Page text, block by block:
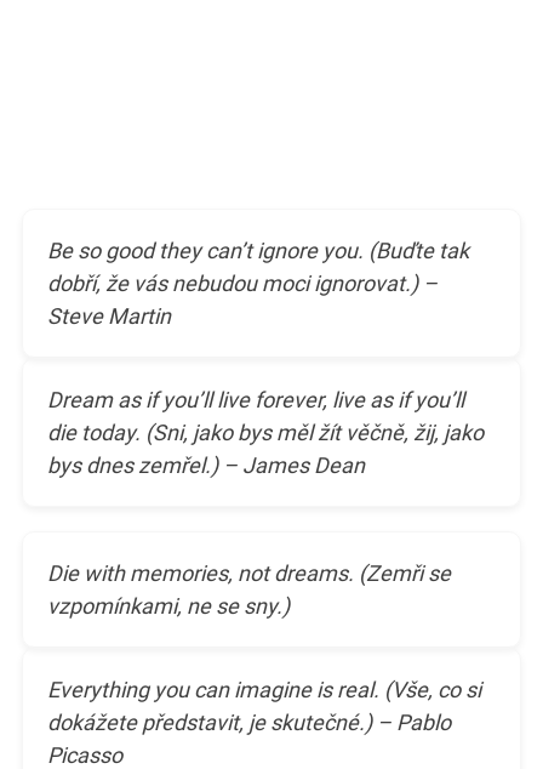
Be so good they can’t ignore you. (Buďte tak
dobří, že vás nebudou moci ignorovat.) –
Steve Martin
Dream as if you’ll live forever, live as if you’ll
die today. (Sni, jako bys měl žít věčně, žij, jako
bys dnes zemřel.) – James Dean
Die with memories, not dreams. (Zemři se
vzpomínkami, ne se sny.)
Everything you can imagine is real. (Vše, co si
dokážete představit, je skutečné.) – Pablo
Picasso